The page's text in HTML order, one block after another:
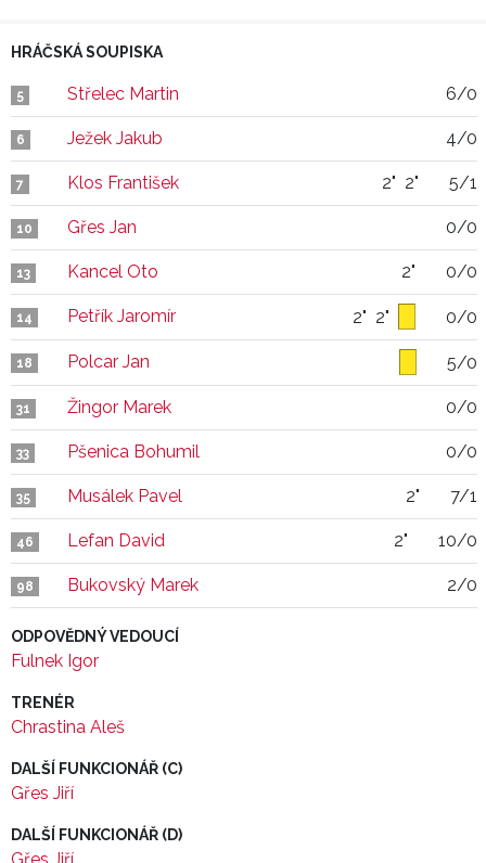
HRÁČSKÁ SOUPISKA
5 Střelec Martin 6/0
6 Ježek Jakub 4/0
7 Klos František 2" 2" 5/1
10 Gřes Jan 0/0
13 Kancel Oto 2" 0/0
14 Petřík Jaromír 2" 2" 0/0
18 Polcar Jan 5/0
31 Žingor Marek 0/0
33 Pšenica Bohumil 0/0
35 Musálek Pavel 2" 7/1
46 Lefan David 2" 10/0
98 Bukovský Marek 2/0
ODPOVĚDNÝ VEDOUCÍ
Fulnek Igor
TRENÉR
Chrastina Aleš
DALŠÍ FUNKCIONÁŘ (C)
Gřes Jiří
DALŠÍ FUNKCIONÁŘ (D)